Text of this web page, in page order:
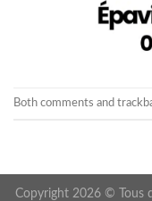
Both comments and
Copyright 2026 © Tous